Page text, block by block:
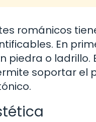
románicos
En
piedra o ladrillo.
soportar el